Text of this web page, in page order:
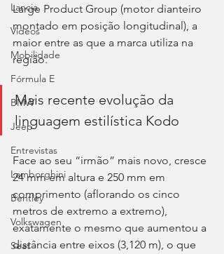
Lancia
Videos
Mobilidade
Fórmula E
BMW
Jeep
Entrevistas
Lamborghini
Bentley
Volkswagen
Seat
Large Product Group (motor dianteiro
montado em posição longitudinal), a
maior entre as que a marca utiliza na
região.
Mais recente evolução da
linguagem estilística Kodo
Face ao seu “irmão” mais novo, cresce
24 mm em altura e 250 mm em
comprimento (aflorando os cinco
metros de extremo a extremo),
exatamente o mesmo que aumentou a
distância entre eixos (3,120 m), o que